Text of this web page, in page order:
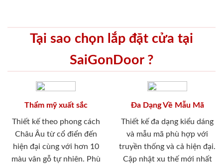
Tại sao chọn lắp đặt cửa tại
SaiGonDoor ?
Thẩm mỹ xuất sắc
Thiết kế theo phong cách
Châu Âu từ cổ điển đến
hiện đại cùng với hơn 10
màu vân gỗ tự nhiên. Phù
Đa Dạng Về Mẫu Mã
Thiết kế đa dạng kiểu dáng
và mẫu mã phù hợp với
truyền thống và cả hiện đại.
Cập nhật xu thế mới nhất